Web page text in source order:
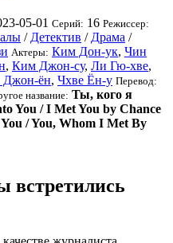
05-01 Серий: 16 Режиссер:
/ Детектив / Драма /
Актеры: Ким Дон-ук, Чин
, Ким Джон-су, Ли Гю-хве,
ён, Чхве Ён-у Перевод:
название: Ты, кого я
You / I Met You by Chance
/ You, Whom I Met By
встретились